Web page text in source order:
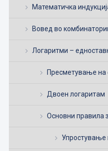
Математичка
Вовед во
Логаритми –
Пресметување на
Двоен логаритам
Основни правила
Упростување